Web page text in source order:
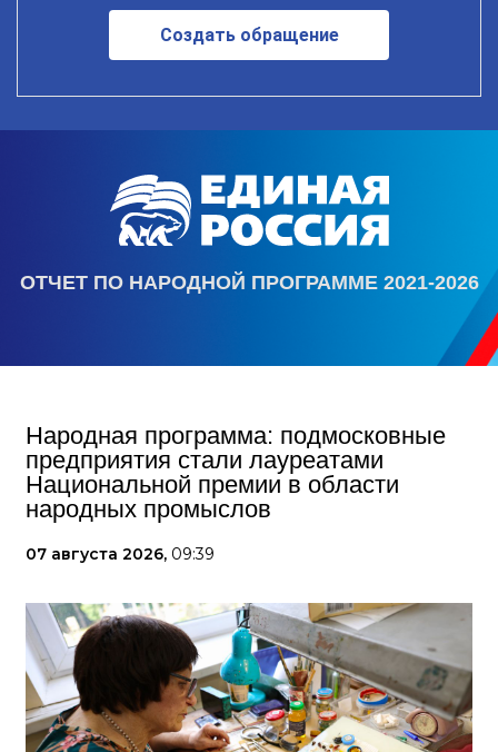
Создать обращение
ОТЧЕТ ПО НАРОДНОЙ ПРОГРАММЕ 2021-2026
Народная программа: подмосковные
предприятия стали лауреатами
Национальной премии в области
народных промыслов
07 августа 2026, 09:39